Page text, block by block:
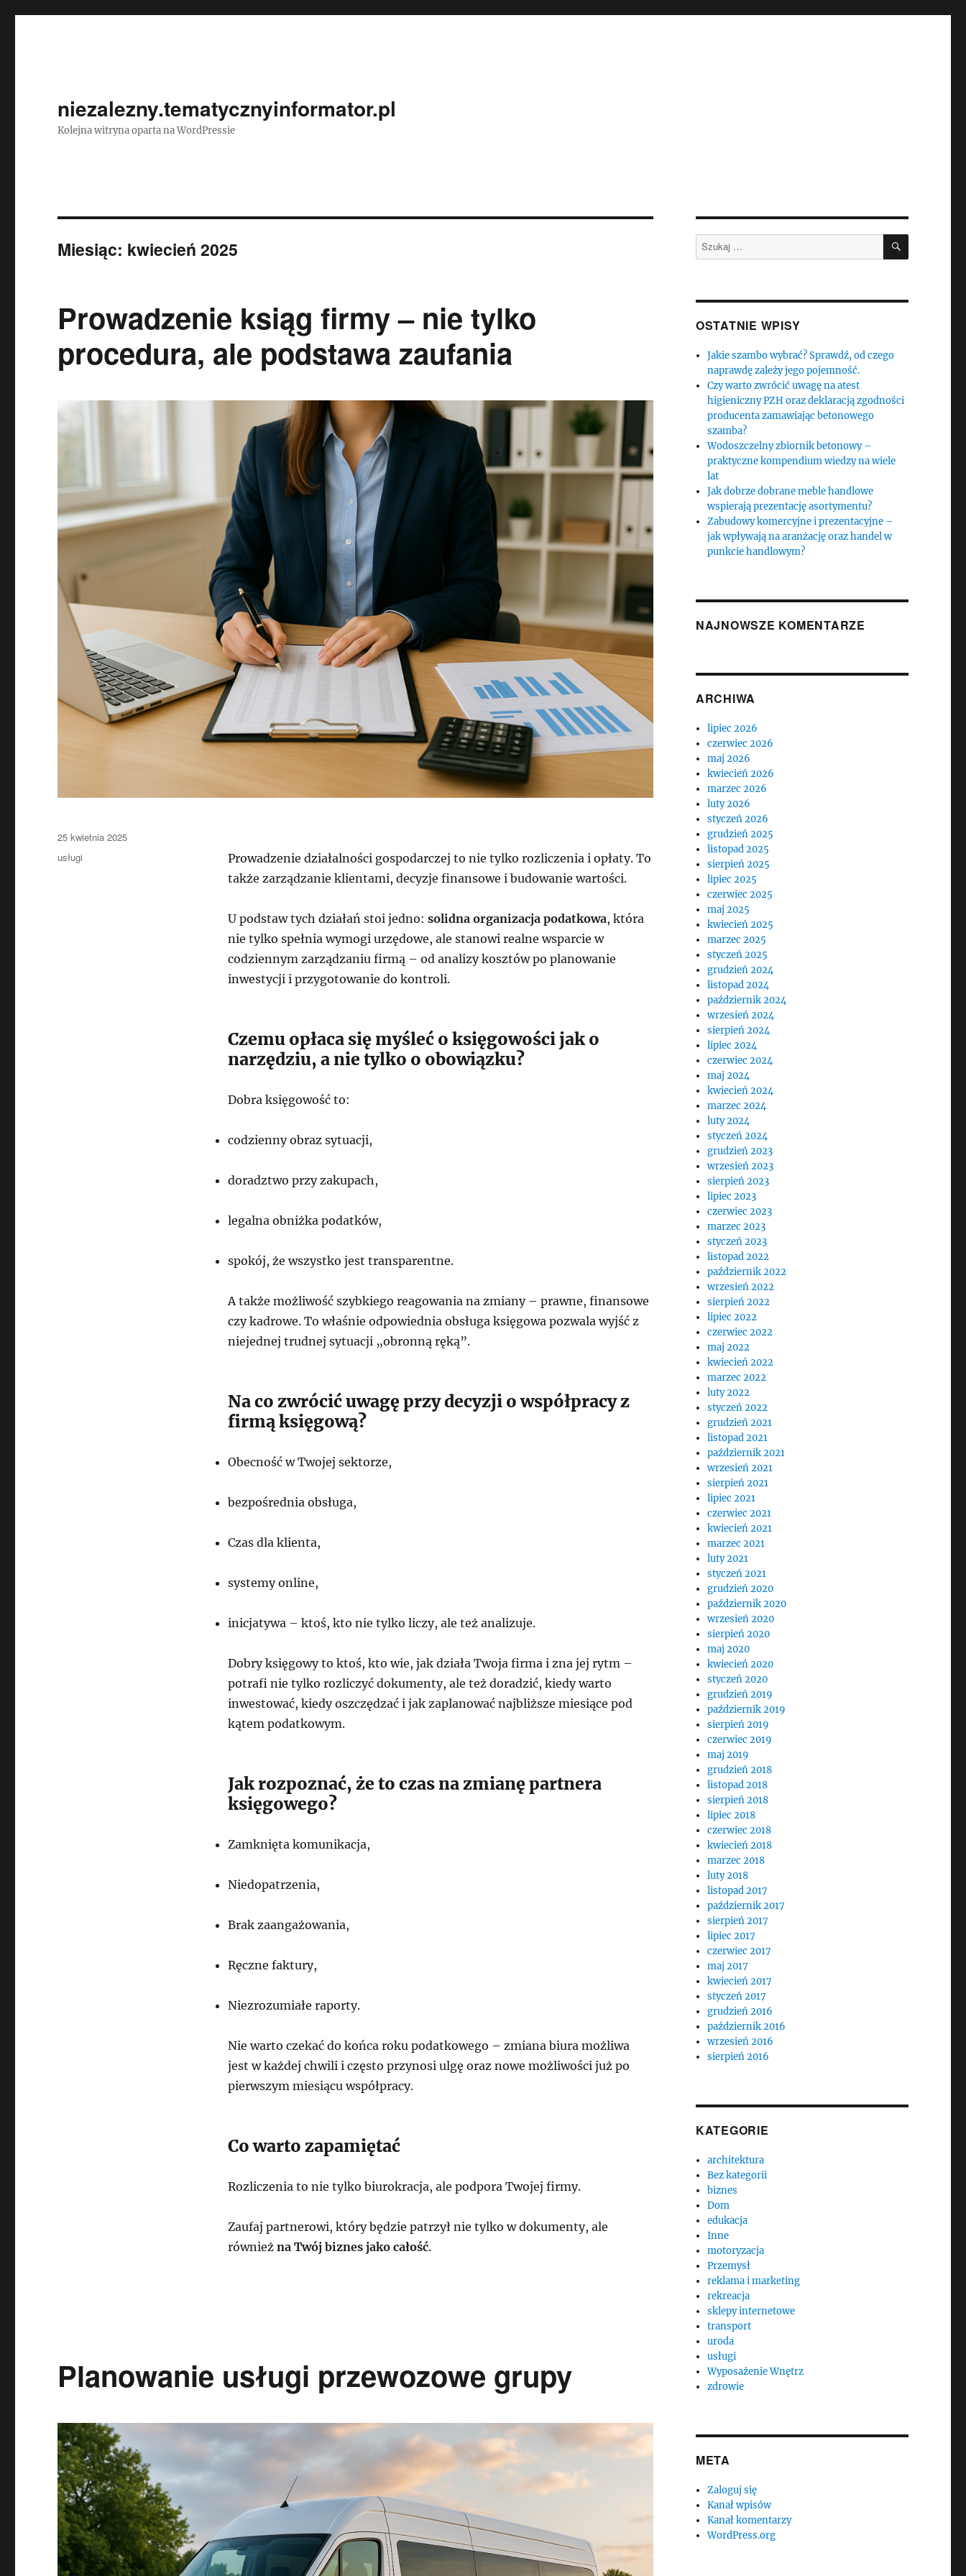
niezalezny.tematycznyinformator.pl
Kolejna witryna oparta na WordPressie
Miesiąc: kwiecień 2025
Prowadzenie ksiąg firmy – nie tylko
procedura, ale podstawa zaufania
Prowadzenie działalności gospodarczej to nie tylko rozliczenia i opłaty. To
także zarządzanie klientami, decyzje finansowe i budowanie wartości.
U podstaw tych działań stoi jedno: solidna organizacja podatkowa, która
nie tylko spełnia wymogi urzędowe, ale stanowi realne wsparcie w
codziennym zarządzaniu firmą – od analizy kosztów po planowanie
inwestycji i przygotowanie do kontroli.
Czemu opłaca się myśleć o księgowości jak o
narzędziu, a nie tylko o obowiązku?
Dobra księgowość to:
codzienny obraz sytuacji,
doradztwo przy zakupach,
legalna obniżka podatków,
spokój, że wszystko jest transparentne.
A także możliwość szybkiego reagowania na zmiany – prawne, finansowe
czy kadrowe. To właśnie odpowiednia obsługa księgowa pozwala wyjść z
niejednej trudnej sytuacji „obronną ręką”.
Na co zwrócić uwagę przy decyzji o współpracy z
firmą księgową?
Obecność w Twojej sektorze,
bezpośrednia obsługa,
Czas dla klienta,
systemy online,
inicjatywa – ktoś, kto nie tylko liczy, ale też analizuje.
Dobry księgowy to ktoś, kto wie, jak działa Twoja firma i zna jej rytm –
potrafi nie tylko rozliczyć dokumenty, ale też doradzić, kiedy warto
inwestować, kiedy oszczędzać i jak zaplanować najbliższe miesiące pod
kątem podatkowym.
Jak rozpoznać, że to czas na zmianę partnera
księgowego?
Zamknięta komunikacja,
Niedopatrzenia,
Brak zaangażowania,
Ręczne faktury,
Niezrozumiałe raporty.
Nie warto czekać do końca roku podatkowego – zmiana biura możliwa
jest w każdej chwili i często przynosi ulgę oraz nowe możliwości już po
pierwszym miesiącu współpracy.
Co warto zapamiętać
Rozliczenia to nie tylko biurokracja, ale podpora Twojej firmy.
Zaufaj partnerowi, który będzie patrzył nie tylko w dokumenty, ale
również na Twój biznes jako całość.
Data
publikacji
25 kwietnia 2025
Kategorie
usługi
Planowanie usługi przewozowe grupy
Szukaj: SZUKAJ
OSTATNIE WPISY
Jakie szambo wybrać? Sprawdź, od czego
naprawdę zależy jego pojemność.
Czy warto zwrócić uwagę na atest
higieniczny PZH oraz deklaracją zgodności
producenta zamawiając betonowego
szamba?
Wodoszczelny zbiornik betonowy –
praktyczne kompendium wiedzy na wiele
lat
Jak dobrze dobrane meble handlowe
wspierają prezentację asortymentu?
Zabudowy komercyjne i prezentacyjne –
jak wpływają na aranżację oraz handel w
punkcie handlowym?
NAJNOWSZE KOMENTARZE
ARCHIWA
lipiec 2026
czerwiec 2026
maj 2026
kwiecień 2026
marzec 2026
luty 2026
styczeń 2026
grudzień 2025
listopad 2025
sierpień 2025
lipiec 2025
czerwiec 2025
maj 2025
kwiecień 2025
marzec 2025
styczeń 2025
grudzień 2024
listopad 2024
październik 2024
wrzesień 2024
sierpień 2024
lipiec 2024
czerwiec 2024
maj 2024
kwiecień 2024
marzec 2024
luty 2024
styczeń 2024
grudzień 2023
wrzesień 2023
sierpień 2023
lipiec 2023
czerwiec 2023
marzec 2023
styczeń 2023
listopad 2022
październik 2022
wrzesień 2022
sierpień 2022
lipiec 2022
czerwiec 2022
maj 2022
kwiecień 2022
marzec 2022
luty 2022
styczeń 2022
grudzień 2021
listopad 2021
październik 2021
wrzesień 2021
sierpień 2021
lipiec 2021
czerwiec 2021
kwiecień 2021
marzec 2021
luty 2021
styczeń 2021
grudzień 2020
październik 2020
wrzesień 2020
sierpień 2020
maj 2020
kwiecień 2020
styczeń 2020
grudzień 2019
październik 2019
sierpień 2019
czerwiec 2019
maj 2019
grudzień 2018
listopad 2018
sierpień 2018
lipiec 2018
czerwiec 2018
kwiecień 2018
marzec 2018
luty 2018
listopad 2017
październik 2017
sierpień 2017
lipiec 2017
czerwiec 2017
maj 2017
kwiecień 2017
styczeń 2017
grudzień 2016
październik 2016
wrzesień 2016
sierpień 2016
KATEGORIE
architektura
Bez kategorii
biznes
Dom
edukacja
Inne
motoryzacja
Przemysł
reklama i marketing
rekreacja
sklepy internetowe
transport
uroda
usługi
Wyposażenie Wnętrz
zdrowie
META
Zaloguj się
Kanał wpisów
Kanał komentarzy
WordPress.org